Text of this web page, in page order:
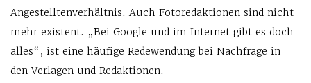
Angestelltenverhältnis. Auch Foto­redaktionen sind nicht
mehr existent. „Bei Google und im Internet gibt es doch
alles“, ist eine häufige Redewendung bei Nachfrage in
den Verlagen und Redaktionen.